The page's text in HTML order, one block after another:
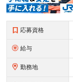
応募資格
給与
勤務地